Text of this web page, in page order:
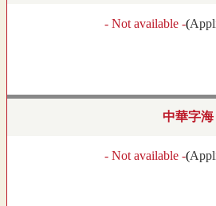
- Not available -(
中華字海
- Not available -(